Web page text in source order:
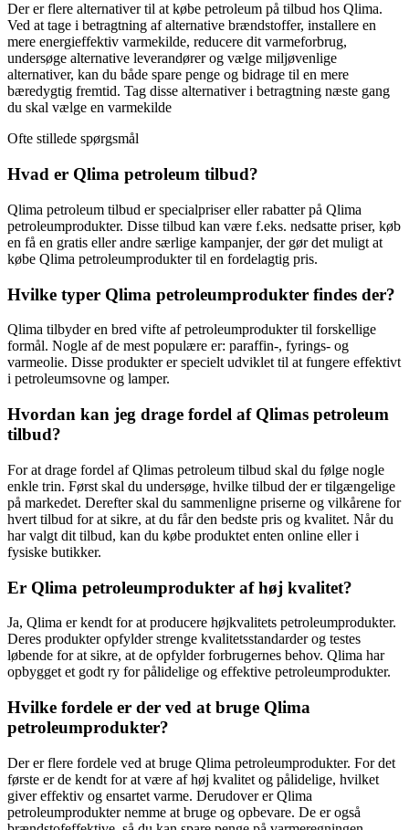
Der er flere alternativer til at købe petroleum på tilbud hos Qlima.
Ved at tage i betragtning af alternative brændstoffer, installere en
mere energieffektiv varmekilde, reducere dit varmeforbrug,
undersøge alternative leverandører og vælge miljøvenlige
alternativer, kan du både spare penge og bidrage til en mere
bæredygtig fremtid. Tag disse alternativer i betragtning næste gang
du skal vælge en varmekilde
Ofte stillede spørgsmål
Hvad er Qlima petroleum tilbud?
Qlima petroleum tilbud er specialpriser eller rabatter på Qlima
petroleumprodukter. Disse tilbud kan være f.eks. nedsatte priser, køb
en få en gratis eller andre særlige kampanjer, der gør det muligt at
købe Qlima petroleumprodukter til en fordelagtig pris.
Hvilke typer Qlima petroleumprodukter findes der?
Qlima tilbyder en bred vifte af petroleumprodukter til forskellige
formål. Nogle af de mest populære er: paraffin-, fyrings- og
varmeolie. Disse produkter er specielt udviklet til at fungere effektivt
i petroleumsovne og lamper.
Hvordan kan jeg drage fordel af Qlimas petroleum
tilbud?
For at drage fordel af Qlimas petroleum tilbud skal du følge nogle
enkle trin. Først skal du undersøge, hvilke tilbud der er tilgængelige
på markedet. Derefter skal du sammenligne priserne og vilkårene for
hvert tilbud for at sikre, at du får den bedste pris og kvalitet. Når du
har valgt dit tilbud, kan du købe produktet enten online eller i
fysiske butikker.
Er Qlima petroleumprodukter af høj kvalitet?
Ja, Qlima er kendt for at producere højkvalitets petroleumprodukter.
Deres produkter opfylder strenge kvalitetsstandarder og testes
løbende for at sikre, at de opfylder forbrugernes behov. Qlima har
opbygget et godt ry for pålidelige og effektive petroleumprodukter.
Hvilke fordele er der ved at bruge Qlima
petroleumprodukter?
Der er flere fordele ved at bruge Qlima petroleumprodukter. For det
første er de kendt for at være af høj kvalitet og pålidelige, hvilket
giver effektiv og ensartet varme. Derudover er Qlima
petroleumprodukter nemme at bruge og opbevare. De er også